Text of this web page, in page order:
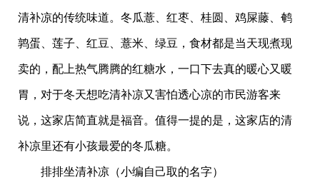
清补凉的传统味道。冬瓜薏、红枣、桂圆、鸡屎藤、鹌
鹑蛋、莲子、红豆、薏米、绿豆，食材都是当天现煮现
卖的，配上热气腾腾的红糖水，一口下去真的暖心又暖
胃，对于冬天想吃清补凉又害怕透心凉的市民游客来
说，这家店简直就是福音。值得一提的是，这家店的清
补凉里还有小孩最爱的冬瓜糖。
排排坐清补凉（小编自己取的名字）